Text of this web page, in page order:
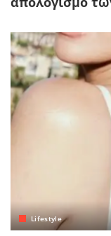
Lifestyle